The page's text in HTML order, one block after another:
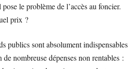
le problème de l’accès au foncier.
prix ?
publics sont absolument indispensables
de nombreuse dépenses non rentables :